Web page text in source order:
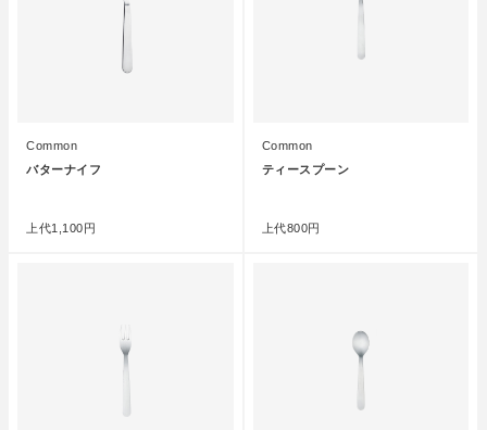
Common
バターナイフ
上代1,100円
Common
ティースプーン
上代800円